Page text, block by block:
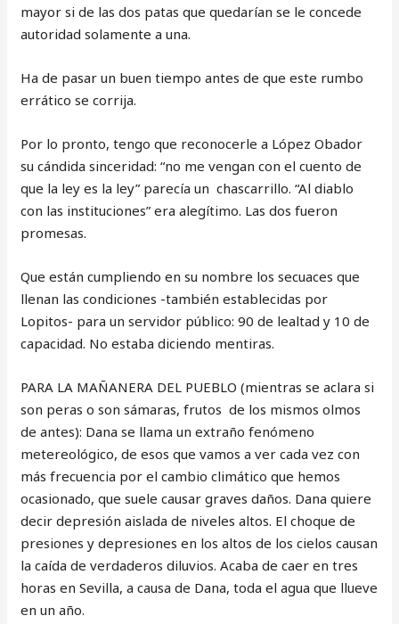
mayor si de las dos patas que quedarían se le concede
autoridad solamente a una.
Ha de pasar un buen tiempo antes de que este rumbo
errático se corrija.
Por lo pronto, tengo que reconocerle a López Obador
su cándida sinceridad: “no me vengan con el cuento de
que la ley es la ley” parecía un chascarrillo. “Al diablo
con las instituciones” era alegítimo. Las dos fueron
promesas.
Que están cumpliendo en su nombre los secuaces que
llenan las condiciones -también establecidas por
Lopitos- para un servidor público: 90 de lealtad y 10 de
capacidad. No estaba diciendo mentiras.
PARA LA MAÑANERA DEL PUEBLO (mientras se aclara si
son peras o son sámaras, frutos de los mismos olmos
de antes): Dana se llama un extraño fenómeno
metereológico, de esos que vamos a ver cada vez con
más frecuencia por el cambio climático que hemos
ocasionado, que suele causar graves daños. Dana quiere
decir depresión aislada de niveles altos. El choque de
presiones y depresiones en los altos de los cielos causan
la caída de verdaderos diluvios. Acaba de caer en tres
horas en Sevilla, a causa de Dana, toda el agua que llueve
en un año.